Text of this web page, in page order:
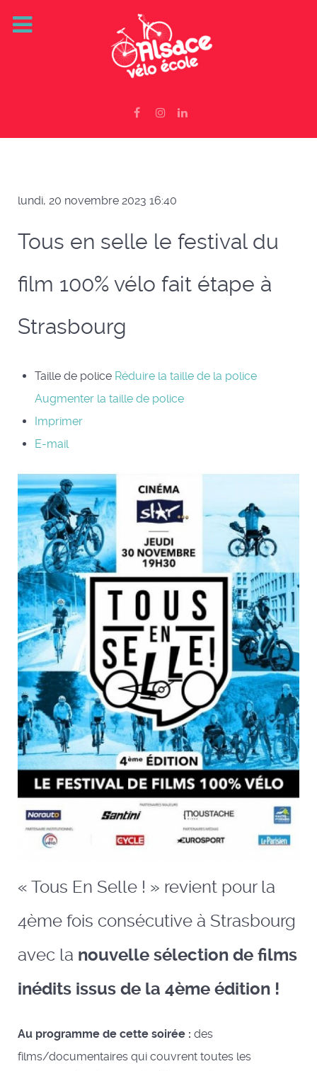
lundi, 20 novembre 2023 16:40
Tous en selle le festival du
film 100% vélo fait étape à
Strasbourg
Taille de police Réduire la taille de la police
Augmenter la taille de police
Imprimer
E-mail
« Tous En Selle ! » revient pour la
4ème fois consécutive à Strasbourg
avec la nouvelle sélection de films
inédits issus de la 4ème édition !
Au programme de cette soirée : des
films/documentaires qui couvrent toutes les